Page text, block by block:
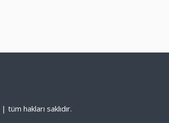
| tüm hakları saklıdır.